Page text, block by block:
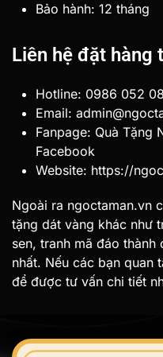
Bảo hành: 12 tháng
Liên hệ đặt hàng
Hotline: 0986 052
Email:
Fanpage: Quà Tặng
Facebook
Website: https://
Ngoài ra ngoctaman.vn
tặng dát vàng khác như
sen, tranh mã đáo
nhất. Nếu các bạn quan
để được tư vấn chi tiết